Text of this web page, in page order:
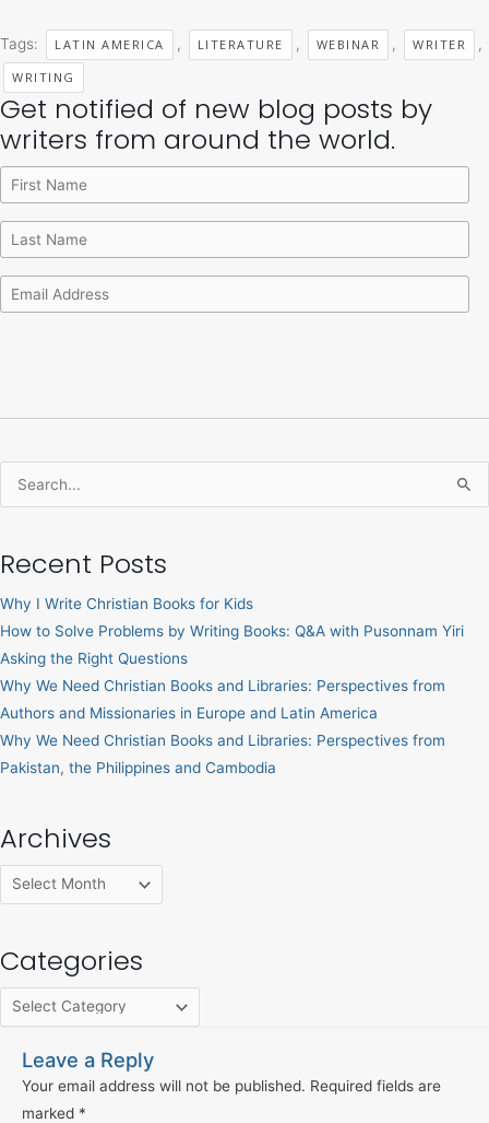
Tags: LATIN AMERICA , LITERATURE , WEBINAR , WRITER ,
WRITING
Get notified of new blog posts by
writers from around the world.
Search
Recent Posts
Why I Write Christian Books for Kids
How to Solve Problems by Writing Books: Q&A with Pusonnam Yiri
Asking the Right Questions
Why We Need Christian Books and Libraries: Perspectives from
Authors and Missionaries in Europe and Latin America
Why We Need Christian Books and Libraries: Perspectives from
Pakistan, the Philippines and Cambodia
Archives
Archives
Categories
Categories
Leave a Reply
Your email address will not be published. Required fields are
marked *